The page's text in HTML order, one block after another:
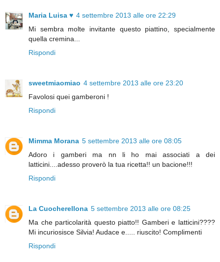
Maria Luisa ♥ 4 settembre 2013 alle ore 22:29
Mi sembra molte invitante questo piattino, specialmente
quella cremina...
Rispondi
sweetmiaomiao 4 settembre 2013 alle ore 23:20
Favolosi quei gamberoni !
Rispondi
Mimma Morana 5 settembre 2013 alle ore 08:05
Adoro i gamberi ma nn li ho mai associati a dei
latticini....adesso proverò la tua ricetta!! un bacione!!!
Rispondi
La Cuocherellona 5 settembre 2013 alle ore 08:25
Ma che particolarità questo piatto!! Gamberi e latticini????
Mi incuriosisce Silvia! Audace e..... riuscito! Complimenti
Rispondi